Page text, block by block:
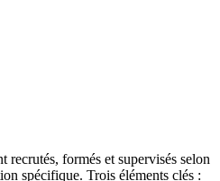
recrutés, formés et supervisés selon
spécifique. Trois éléments clés :